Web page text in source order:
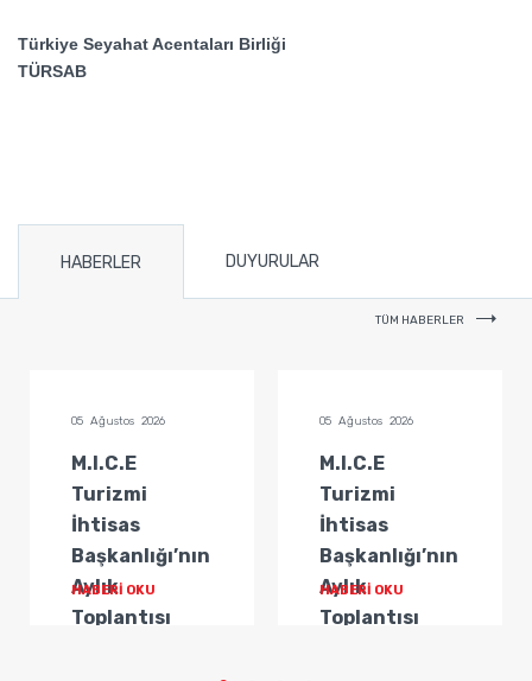
Türkiye Seyahat Acentaları Birliği
TÜRSAB
HABERLER DUYURULAR
TÜM HABERLER
05 Ağustos 2026
M.I.C.E
Turizmi
İhtisas
Başkanlığı’nın
Aylık
Toplantısı
HABERİ OKU
05 Ağustos 2026
M.I.C.E
Turizmi
İhtisas
Başkanlığı’nın
Aylık
Toplantısı
HABERİ OKU